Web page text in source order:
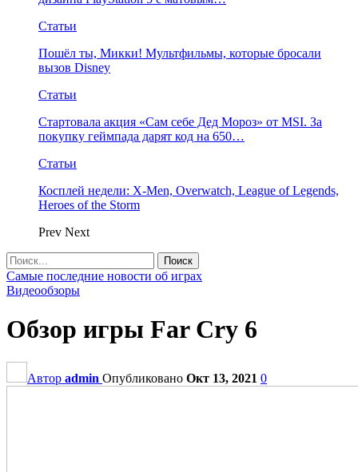
Статьи
Пошёл ты, Микки! Мультфильмы, которые бросали
вызов Disney
Статьи
Стартовала акция «Сам себе Дед Мороз» от MSI. За
покупку геймпада дарят код на 650…
Статьи
Косплей недели: X-Men, Overwatch, League of Legends,
Heroes of the Storm
Prev Next
Самые последние новости об играх
Видеообзоры
Обзор игры Far Cry 6
Автор admin Опубликовано Окт 13, 2021 0